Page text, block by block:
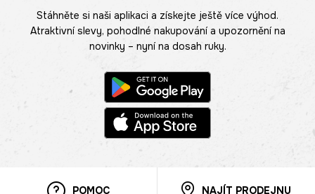
Stáhněte si naši aplikaci a získejte ještě více výhod.
Atraktivní slevy, pohodlné nakupování a upozornění na
novinky – nyní na dosah ruky.
POMOC NAJÍT PRODEJNU